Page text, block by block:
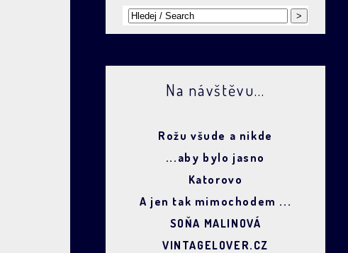
Na návštěvu...
Rožu všude a nikde
...aby bylo jasno
Katorovo
A jen tak mimochodem ...
SOŇA MALINOVÁ
VINTAGELOVER.CZ